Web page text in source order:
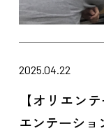
2025.04.22
【オリエン
エンテーショ